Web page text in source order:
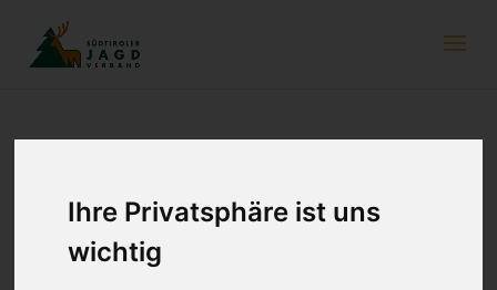
Ihre Privatsphäre ist uns
wichtig
Jagdverbände des Südostalpenraumes
(AGJSO)